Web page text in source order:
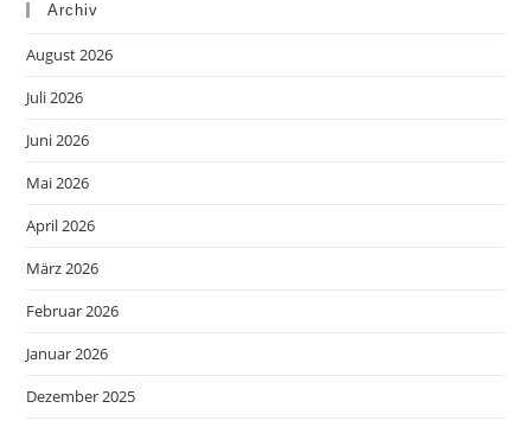
Archiv
August 2026
Juli 2026
Juni 2026
Mai 2026
April 2026
März 2026
Februar 2026
Januar 2026
Dezember 2025